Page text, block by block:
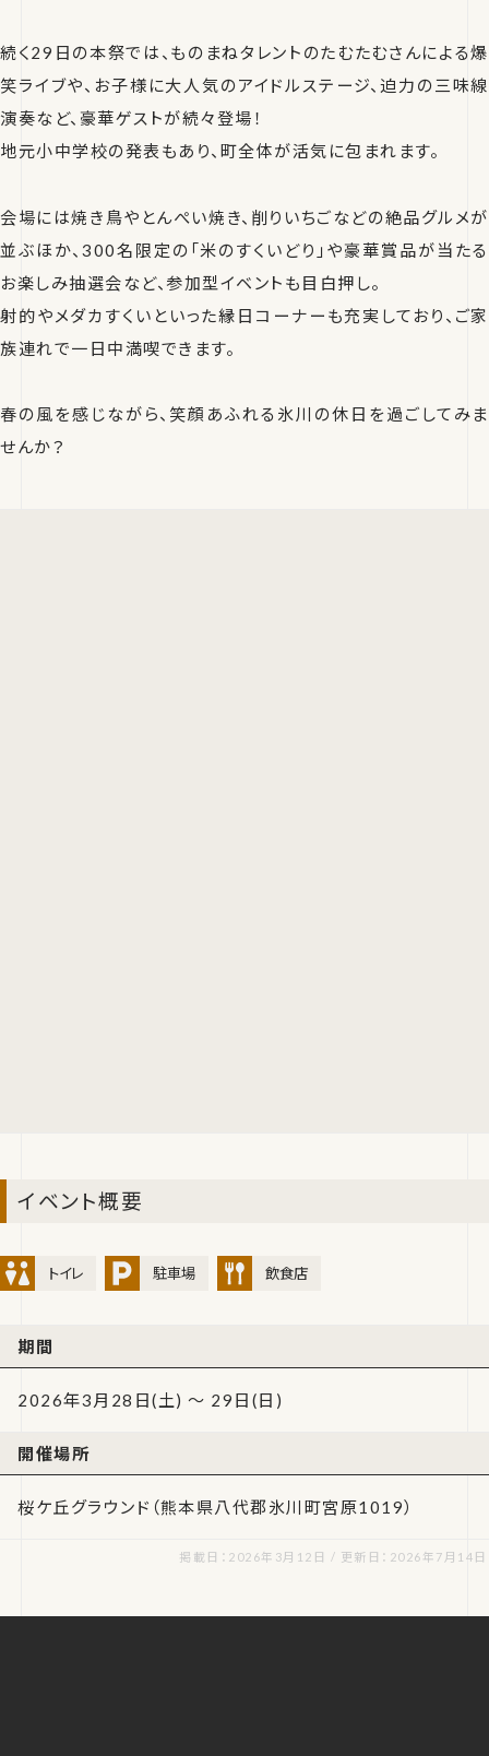
続く29日の本祭では、ものまねタレントのたむたむさんによる爆
笑ライブや、お子様に大人気のアイドルステージ、迫力の三味線
演奏など、豪華ゲストが続々登場！
地元小中学校の発表もあり、町全体が活気に包まれます。
会場には焼き鳥やとんぺい焼き、削りいちごなどの絶品グルメが
並ぶほか、300名限定の「米のすくいどり」や豪華賞品が当たる
お楽しみ抽選会など、参加型イベントも目白押し。
射的やメダカすくいといった縁日コーナーも充実しており、ご家
族連れで一日中満喫できます。
春の風を感じながら、笑顔あふれる氷川の休日を過ごしてみま
せんか？
イベント概要
トイレ 駐車場 飲食店
期間
2026年3月28日(土) ～ 29日(日)
開催場所
桜ケ丘グラウンド（熊本県八代郡氷川町宮原1019）
掲載日：2026年3月12日 / 更新日：2026年7月14日